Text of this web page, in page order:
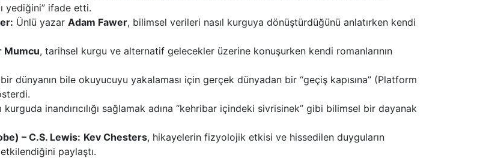
yediğini” ifade etti.
Ünlü yazar Adam Fawer, bilimsel verileri nasıl kurguya dönüştürdüğünü anlatırken kendi
Mumcu, tarihsel kurgu ve alternatif gelecekler üzerine konuşurken kendi romanlarının
dünyanın bile okuyucuyu yakalaması için gerçek dünyadan bir “geçiş kapısına” (Platform
kurguda inandırıcılığı sağlamak adına “kehribar içindeki sivrisinek” gibi bilimsel bir dayanak
– C.S. Lewis: Kev Chesters, hikayelerin fizyolojik etkisi ve hissedilen duyguların
paylaştı.